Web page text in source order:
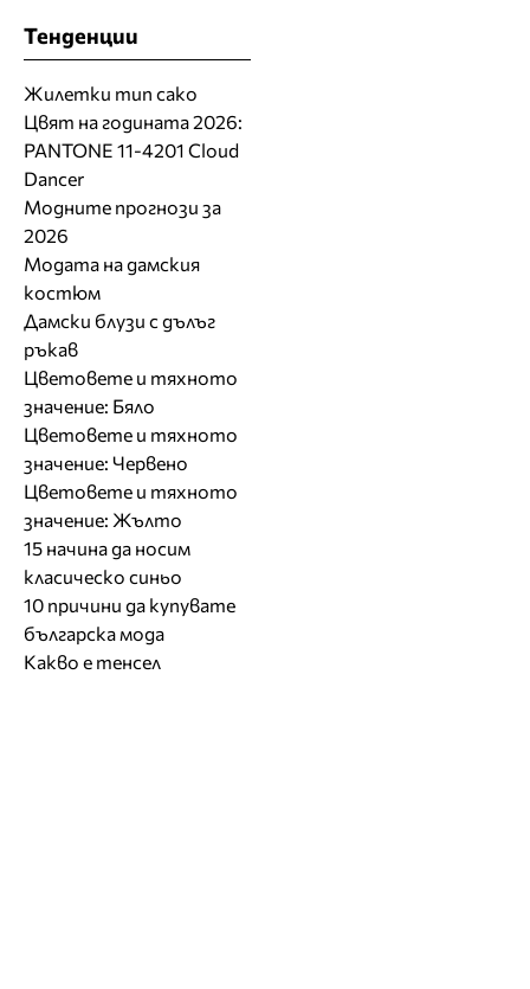
Тенденции
Жилетки тип сако
Цвят на годината 2026:
PANTONE 11-4201 Cloud
Dancer
Модните прогнози за
2026
Модата на дамския
костюм
Дамски блузи с дълъг
ръкав
Цветовете и тяхното
значение: Бяло
Цветовете и тяхното
значение: Червено
Цветовете и тяхното
значение: Жълто
15 начина да носим
класическо синьо
10 причини да купувате
българска мода
Какво е тенсел